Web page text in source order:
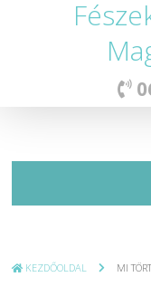
KEZDŐOLDAL MI